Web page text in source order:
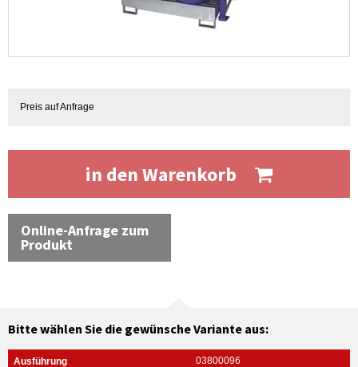
Preis auf Anfrage
in den Warenkorb
Online-Anfrage zum
Produkt
Bitte wählen Sie die gewünsche Variante aus:
03800096